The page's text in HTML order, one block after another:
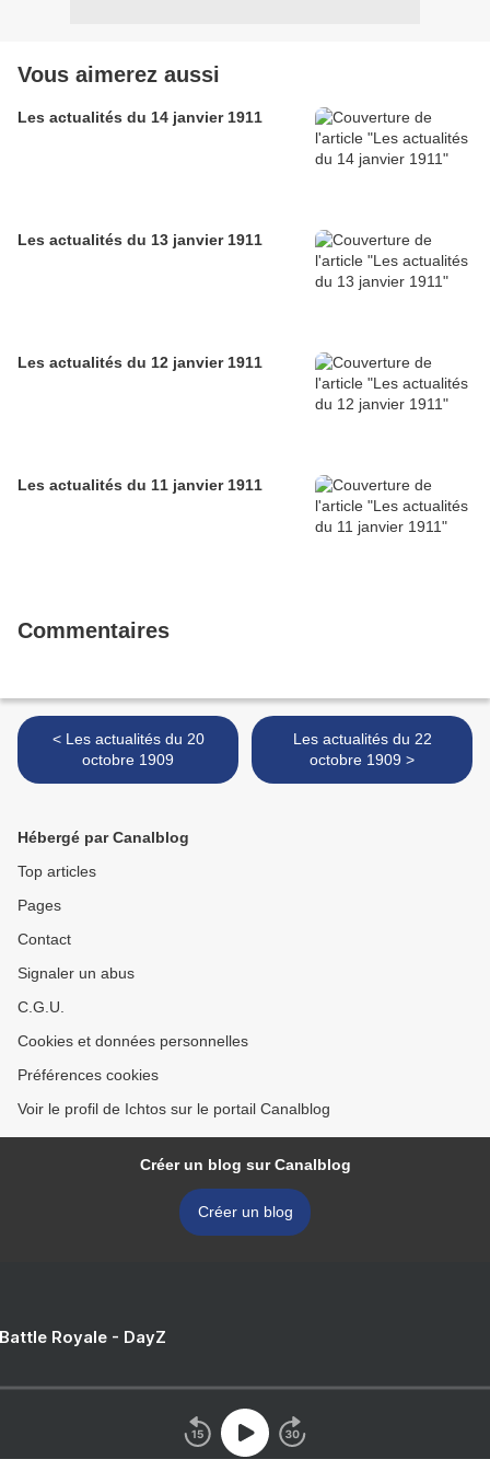
Vous aimerez aussi
Les actualités du 14 janvier 1911
Les actualités du 13 janvier 1911
Les actualités du 12 janvier 1911
Les actualités du 11 janvier 1911
Commentaires
< Les actualités du 20
octobre 1909
Les actualités du 22
octobre 1909 >
Hébergé par Canalblog
Top articles
Pages
Contact
Signaler un abus
C.G.U.
Cookies et données personnelles
Préférences cookies
Voir le profil de Ichtos sur le portail Canalblog
Créer un blog sur Canalblog
Créer un blog
Royale - DayZ